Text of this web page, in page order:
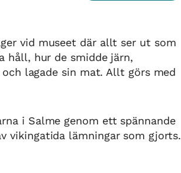
vid museet där allt ser ut som
håll, hur de smidde järn,
lagade sin mat. Allt görs med
i Salme genom ett spännande
vikingatida lämningar som gjorts.